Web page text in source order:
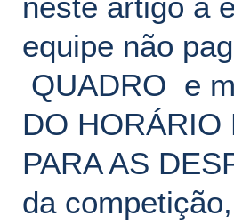
neste artigo à
equipe não
QUADRO e
DO HORÁRIO
PARA AS
da